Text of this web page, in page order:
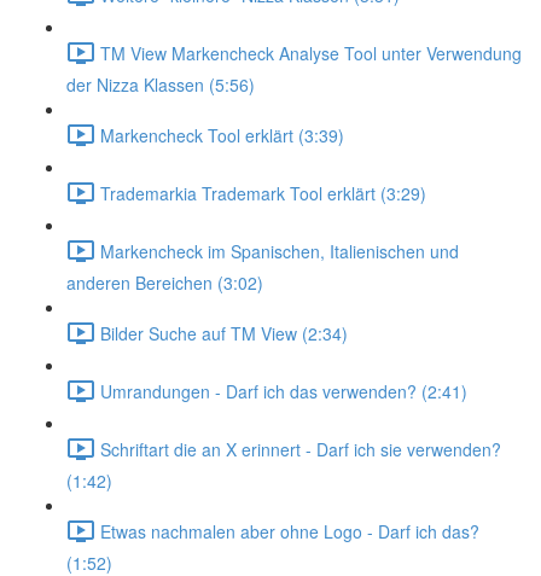
TM View Markencheck Analyse Tool unter Verwendung
der Nizza Klassen (5:56)
Markencheck Tool erklärt (3:39)
Trademarkia Trademark Tool erklärt (3:29)
Markencheck im Spanischen, Italienischen und
anderen Bereichen (3:02)
Bilder Suche auf TM View (2:34)
Umrandungen - Darf ich das verwenden? (2:41)
Schriftart die an X erinnert - Darf ich sie verwenden?
(1:42)
Etwas nachmalen aber ohne Logo - Darf ich das?
(1:52)